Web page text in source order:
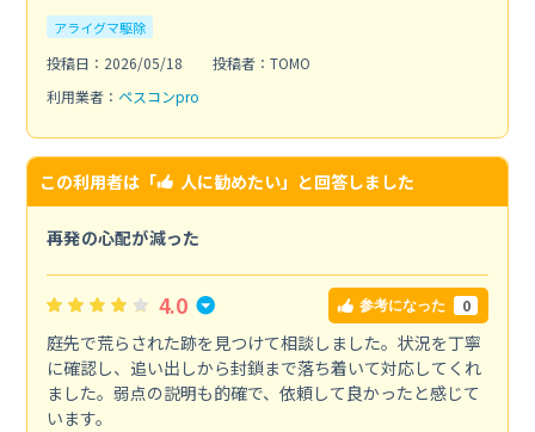
アライグマ駆除
投稿日：2026/05/18
投稿者：TOMO
利用業者： ペスコンpro
この利用者は「 人に勧めたい」と回答しました
再発の心配が減った
4.0 参考になった 0
庭先で荒らされた跡を見つけて相談しました。状況を丁寧
に確認し、追い出しから封鎖まで落ち着いて対応してくれ
ました。弱点の説明も的確で、依頼して良かったと感じて
います。